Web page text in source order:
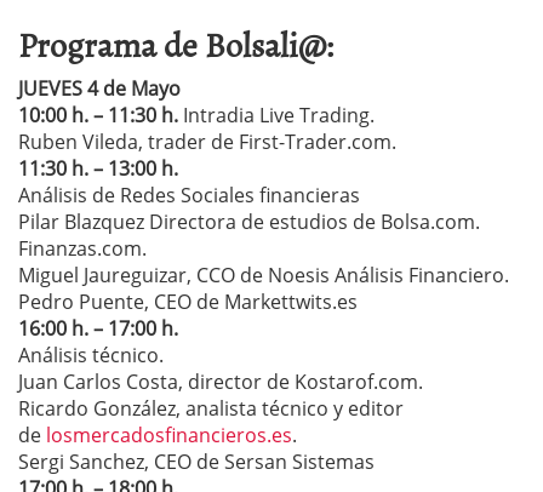
Programa de Bolsali@:
JUEVES 4 de Mayo
10:00 h. – 11:30 h. Intradia Live Trading.
Ruben Vileda, trader de First-Trader.com.
11:30 h. – 13:00 h.
Análisis de Redes Sociales financieras
Pilar Blazquez Directora de estudios de Bolsa.com.
Finanzas.com.
Miguel Jaureguizar, CCO de Noesis Análisis Financiero.
Pedro Puente, CEO de Markettwits.es
16:00 h. – 17:00 h.
Análisis técnico.
Juan Carlos Costa, director de Kostarof.com.
Ricardo González, analista técnico y editor
de losmercadosfinancieros.es.
Sergi Sanchez, CEO de Sersan Sistemas